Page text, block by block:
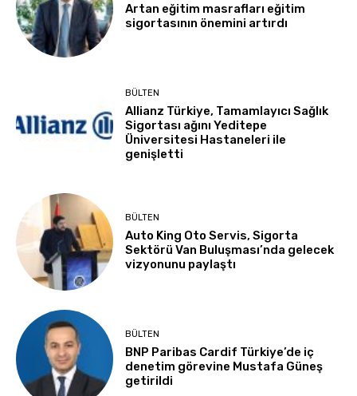
Artan eğitim masrafları eğitim
sigortasının önemini artırdı
BÜLTEN
Allianz Türkiye, Tamamlayıcı Sağlık
Sigortası ağını Yeditepe
Üniversitesi Hastaneleri ile
genişletti
BÜLTEN
Auto King Oto Servis, Sigorta
Sektörü Van Buluşması’nda gelecek
vizyonunu paylaştı
BÜLTEN
BNP Paribas Cardif Türkiye’de iç
denetim görevine Mustafa Güneş
getirildi